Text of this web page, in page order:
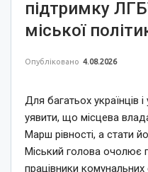
підтримку
міської
Опубліковано 4.08.2026
Для багатьох українців
уявити, що місцева
Марш рівності, а стати
Міський голова очолює
працівники